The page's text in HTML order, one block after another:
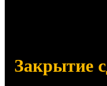
Закрытие